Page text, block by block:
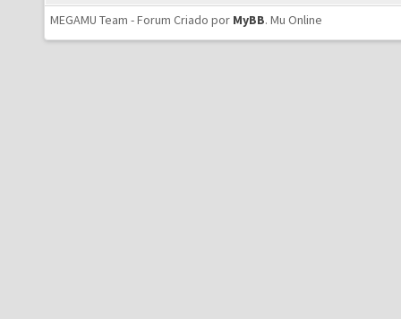
MEGAMU Team - Forum Criado por MyBB. Mu Online